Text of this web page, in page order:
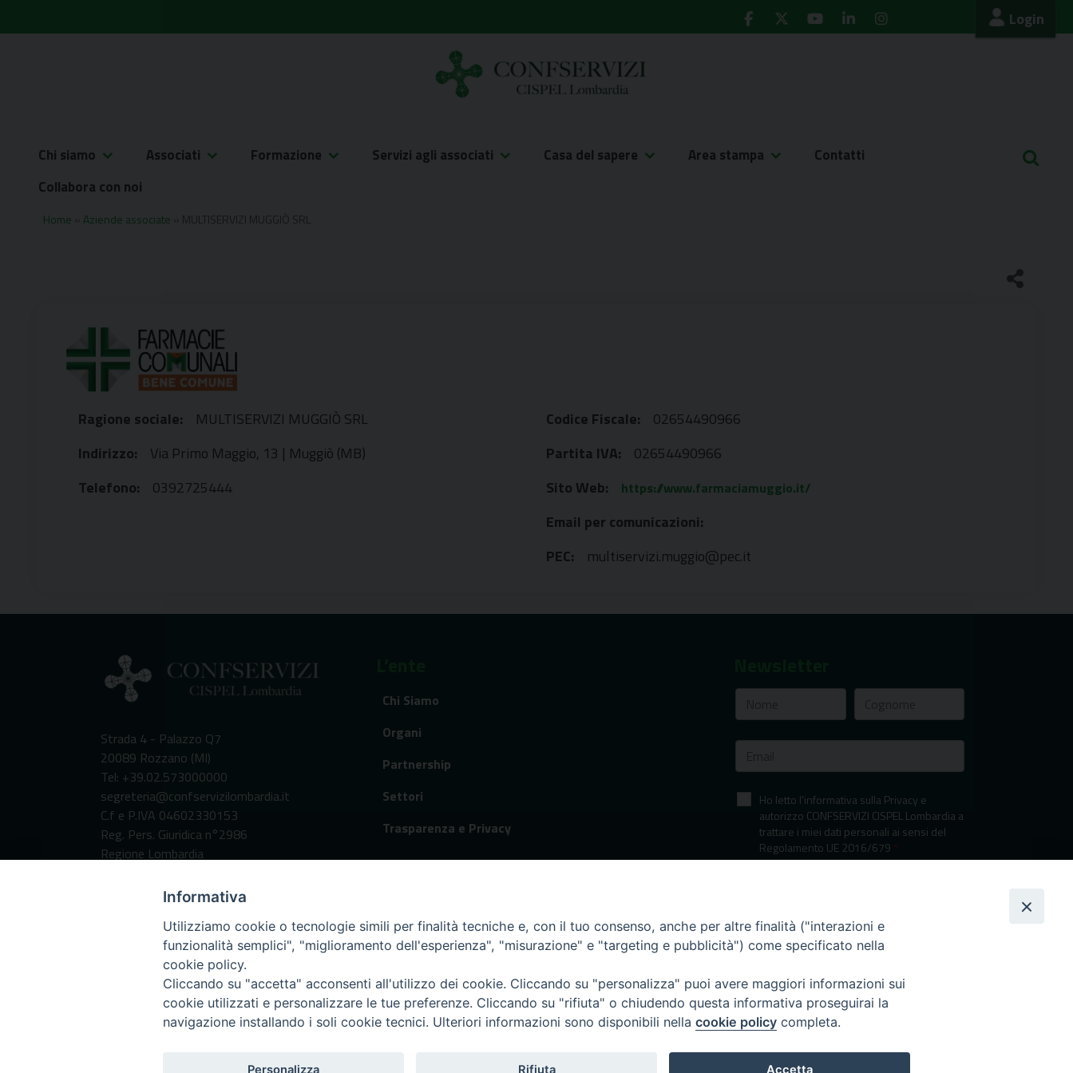
to
Login
Chi siamo Associati Formazione Servizi agli associati Casa del sapere Area stampa
Contatti
Collabora con noi
Home Aziende associate MULTISERVIZI MUGGIÒ SRL
Ragione sociale:
MULTISERVIZI MUGGIÒ SRL
Indirizzo:
Via Primo Maggio, 13 | Muggiò (MB)
Telefono:
0392725444
Codice Fiscale:
02654490966
Partita IVA:
02654490966
Sito Web:
https://www.farmaciamuggio.it/
Email per comunicazioni:
PEC:
multiservizi.muggio@pec.it
Strada 4 - Palazzo Q7
20089 Rozzano (MI)
Tel: +39.02.573000000
segreteria@confservizilombardia.it
C.f e P.IVA 04602330153
Reg. Pers. Giuridica n°2986
Regione Lombardia
Chi Siamo
Organi
Partnership
Settori
Trasparenza e Privacy
Ho letto l'informativa sulla Privacy e
autorizzo CONFSERVIZI CISPEL Lombardia a
trattare i miei dati personali ai sensi del
Regolamento UE 2016/679 *
Informativa sulla privacy
I nostri canali social
Informativa
Utilizziamo cookie o tecnologie simili per finalità tecniche e, con il tuo consenso, anche per altre finalità ("interazioni e
funzionalità semplici", "miglioramento dell'esperienza", "misurazione" e "targeting e pubblicità") come specificato nella
cookie policy.
Cliccando su "accetta" acconsenti all'utilizzo dei cookie. Cliccando su "personalizza" puoi avere maggiori informazioni sui
cookie utilizzati e personalizzare le tue preferenze. Cliccando su "rifiuta" o chiudendo questa informativa proseguirai la
navigazione installando i soli cookie tecnici. Ulteriori informazioni sono disponibili nella cookie policy completa.
Personalizza Rifiuta Accetta